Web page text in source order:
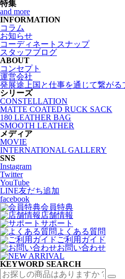
特集
and more
INFORMATION
コラム
お知らせ
コーディネートスナップ
スタッフブログ
ABOUT
コンセプト
運営会社
発展途上国と仕事を通じて繋がる
シリーズ
CONSTELLATION
MATTE COATED RUCK SACK
180 LEATHER BAG
SMOOTH LEATHER
メディア
MOVIE
INTERNATIONAL GALLERY
SNS
Instagram
Twitter
YouTube
LINE友だち追加
facebook
会員特典
店舗情報
サポート
よくある質問
ご利用ガイド
お問い合わせ
KEYWORD SEARCH